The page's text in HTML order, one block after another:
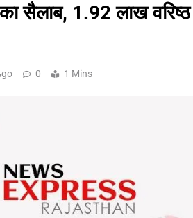
का सैलाब, 1.92 लाख
0 1 Mins